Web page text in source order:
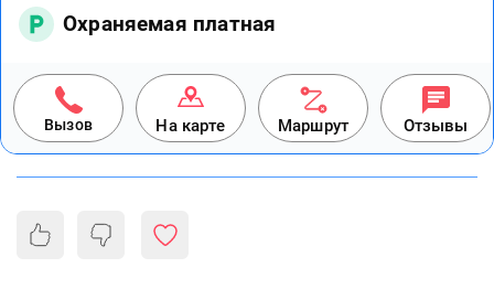
Охраняемая платная
Вызов На карте Маршрут Отзывы